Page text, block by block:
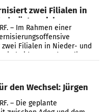
zwei Filialen in
– Im Rahmen einer
Filialen in Nieder- und
Die beiden Standorte liegen
den Wechsel: Jürgen
ab 1.1.2027 auf Adeg
– Die geplante